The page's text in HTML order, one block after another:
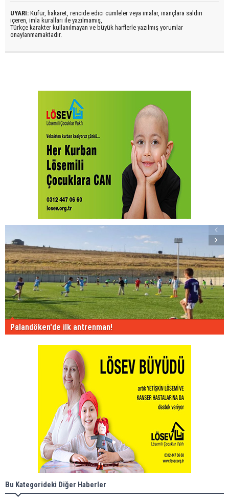
UYARI: Küfür, hakaret, rencide edici cümleler veya imalar, inançlara saldırı
içeren, imla kuralları ile yazılmamış,
Türkçe karakter kullanılmayan ve büyük harflerle yazılmış yorumlar
onaylanmamaktadır.
Palandöken'de ilk antrenman!
Bu Kategorideki Diğer Haberler